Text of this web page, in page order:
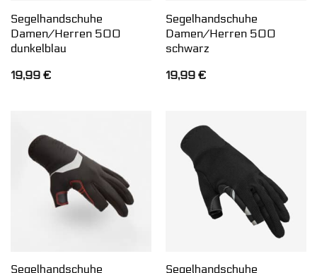
Segelhandschuhe
Damen/Herren 500
dunkelblau
19,99 €
Segelhandschuhe
Damen/Herren 500
schwarz
19,99 €
Segelhandschuhe
Segelhandschuhe